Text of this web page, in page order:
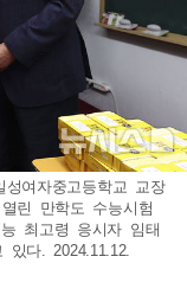
여자중고등학교 교장
린 만학도 수능시험
최고령 응시자 임태
다. 2024.11.12.